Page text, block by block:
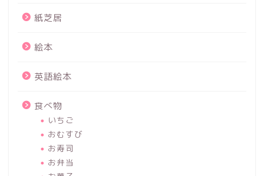
紙芝居
絵本
英語絵本
食べ物
いちご
おむすび
お寿司
お弁当